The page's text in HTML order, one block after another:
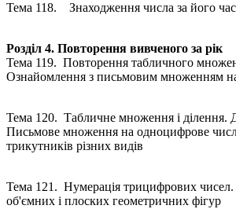
Тема 118. Знаходження числа за його
Розділ 4. Повторення вивченого за рік
Тема 119. Повторення табличного
Ознайомлення з письмовим множенням
Тема 120. Табличне множення і ділення.
Письмове множення на одноцифрове
трикутників різних видів
Тема 121. Нумерація трицифрових чисел.
об'ємних і плоских геометричних фігур